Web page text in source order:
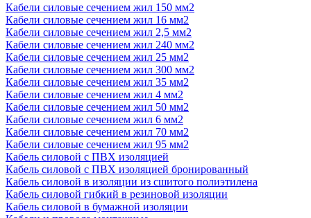
Кабели силовые сечением жил 150 мм2
Кабели силовые сечением жил 16 мм2
Кабели силовые сечением жил 2,5 мм2
Кабели силовые сечением жил 240 мм2
Кабели силовые сечением жил 25 мм2
Кабели силовые сечением жил 300 мм2
Кабели силовые сечением жил 35 мм2
Кабели силовые сечением жил 4 мм2
Кабели силовые сечением жил 50 мм2
Кабели силовые сечением жил 6 мм2
Кабели силовые сечением жил 70 мм2
Кабели силовые сечением жил 95 мм2
Кабель силовой с ПВХ изоляцией
Кабель силовой с ПВХ изоляцией бронированный
Кабель силовой в изоляции из сшитого полиэтилена
Кабель силовой гибкий в резиновой изоляции
Кабель силовой в бумажной изоляции